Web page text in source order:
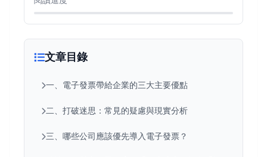
文章目錄
一、電子發票帶給企業的三大主要優點
二、打破迷思：常見的疑慮與現實分析
三、哪些公司應該優先導入電子發票？